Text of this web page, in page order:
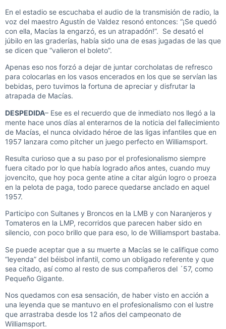
En el estadio se escuchaba el audio de la transmisión de radio, la
voz del maestro Agustín de Valdez resonó entonces: “¡Se quedó
con ella, Macías la engarzó, es un atrapadón!”. Se desató el
júbilo en las graderías, había sido una de esas jugadas de las que
se dicen que “valieron el boleto”.
Apenas eso nos forzó a dejar de juntar corcholatas de refresco
para colocarlas en los vasos encerados en los que se servían las
bebidas, pero tuvimos la fortuna de apreciar y disfrutar la
atrapada de Macías.
DESPEDIDA– Ese es el recuerdo que de inmediato nos llegó a la
mente hace unos días al enterarnos de la noticia del fallecimiento
de Macías, el nunca olvidado héroe de las ligas infantiles que en
1957 lanzara como pitcher un juego perfecto en Williamsport.
Resulta curioso que a su paso por el profesionalismo siempre
fuera citado por lo que había logrado años antes, cuando muy
jovencito, que hoy poca gente atine a citar algún logro o proeza
en la pelota de paga, todo parece quedarse anclado en aquel
1957.
Participo con Sultanes y Broncos en la LMB y con Naranjeros y
Tomateros en la LMP, recorridos que parecen haber sido en
silencio, con poco brillo que para eso, lo de Williamsport bastaba.
Se puede aceptar que a su muerte a Macías se le califique como
“leyenda” del béisbol infantil, como un obligado referente y que
sea citado, así como al resto de sus compañeros del ´57, como
Pequeño Gigante.
Nos quedamos con esa sensación, de haber visto en acción a
una leyenda que se mantuvo en el profesionalismo con el lustre
que arrastraba desde los 12 años del campeonato de
Williamsport.